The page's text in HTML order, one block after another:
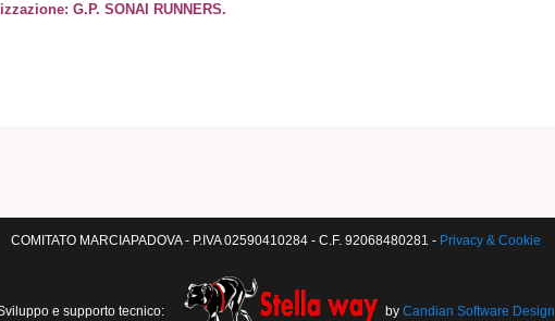
G.P. SONAI RUNNERS.
COMITATO MARCIAPADOVA - P.IVA 02590410284 - C.F. 92068480281 - Privacy & Cookie
e supporto tecnico: by Candian Software Design